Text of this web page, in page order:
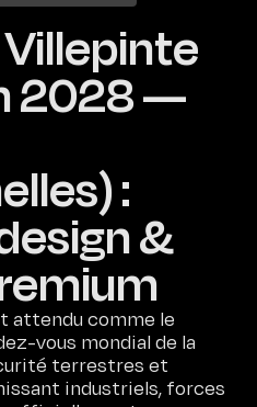
Villepinte
2028 —
:
&
attendu comme le
vous mondial de la
terrestres et
industriels, forces